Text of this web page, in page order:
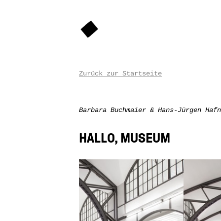
Zurück zur Startseite
Barbara Buchmaier & Hans-Jürgen
HALLO, MUSEUM